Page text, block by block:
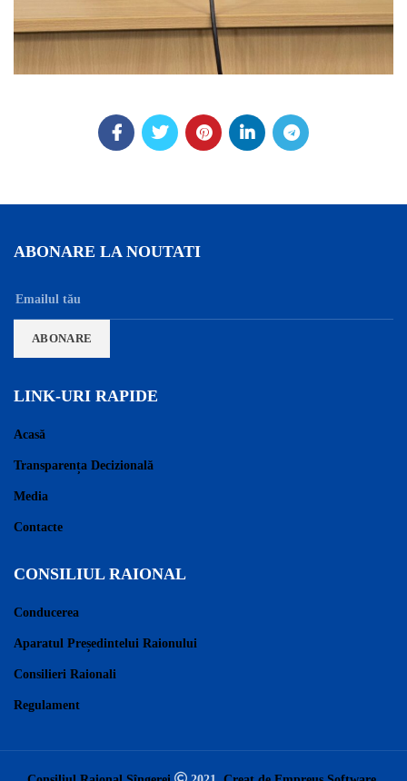
ABONARE LA NOUTATI
LINK-URI RAPIDE
Acasă
Transparența Decizională
Media
Contacte
CONSILIUL RAIONAL
Conducerea
Aparatul Președintelui Raionului
Consilieri Raionali
Regulament